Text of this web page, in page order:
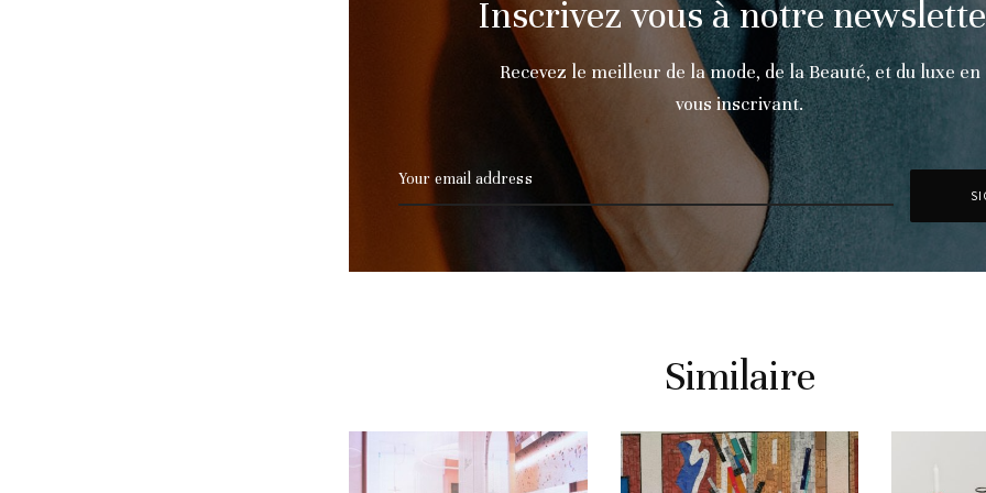
Inscrivez vous à notre
Recevez le meilleur de la mode, de la Beauté, et du luxe en
vous inscrivant.
Similaire